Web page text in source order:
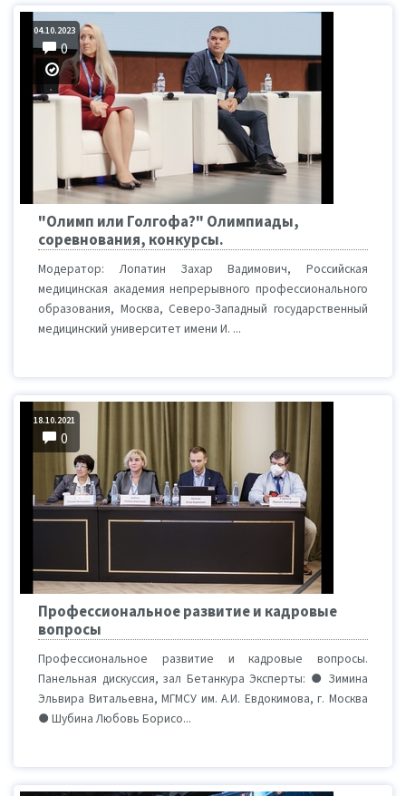
04.10.2023
0
"Олимп или Голгофа?" Олимпиады,
соревнования, конкурсы.
Модератор: Лопатин Захар Вадимович, Российская
медицинская академия непрерывного профессионального
образования, Москва, Северо-Западный государственный
медицинский университет имени И. ...
18.10.2021
0
Профессиональное развитие и кадровые
вопросы
Профессиональное развитие и кадровые вопросы.
Панельная дискуссия, зал Бетанкура Эксперты: ● Зимина
Эльвира Витальевна, МГМСУ им. А.И. Евдокимова, г. Москва
● Шубина Любовь Борисо...